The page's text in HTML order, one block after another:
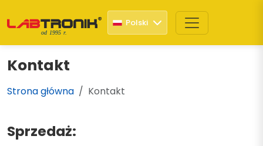
od 1995 r.
Polski
Kontakt
Strona główna Kontakt
Sprzedaż: